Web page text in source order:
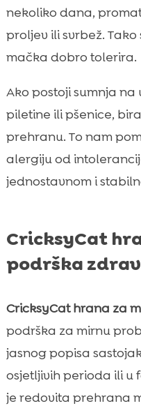
nekoliko dana,
proljev ili svrbež.
mačka dobro tolerira.
Ako postoji sumnja
piletine ili pšenice,
prehranu. To nam
alergiju od
jednostavnom i
CricksyCat
podrška
CricksyCat hrana za
podrška za mirnu
jasnog popisa
osjetljivih perioda ili u
je redovita prehrana